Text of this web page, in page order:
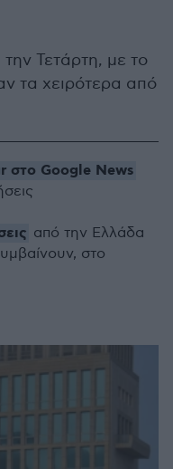
Τετάρτη, με το
τα χειρότερα από
στο Google News
από την Ελλάδα
στο